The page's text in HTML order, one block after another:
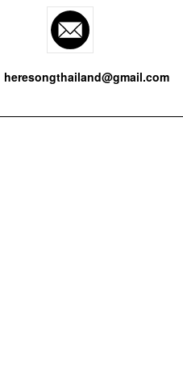
heresongthailand@gmail.com